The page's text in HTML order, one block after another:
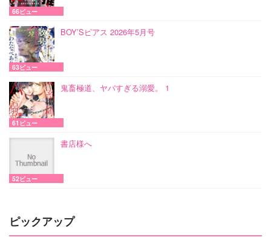
66ビュー
BOY’Sピアス 2026年5月号
63ビュー
鬼畜極道、ヤバすぎる溺愛。 1
61ビュー
書店様へ
52ビュー
ピックアップ